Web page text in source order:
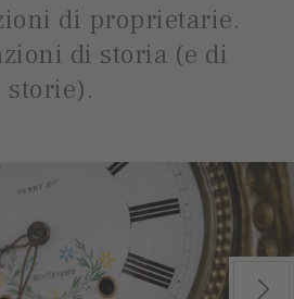
di proprietarie.
di storia (e di
storie).
Next